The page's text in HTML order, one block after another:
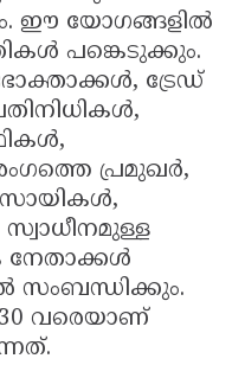
ഈ യോഗങ്ങളിൽ
പങ്കെടുക്കും.
ട്രേഡ്
പ്രമുഖർ,
നേതാക്കൾ
സംബന്ധിക്കും.
വരെയാണ്